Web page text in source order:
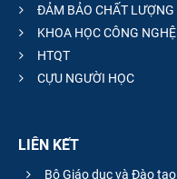
ĐẢM BẢO CHẤT LƯỢNG
KHOA HỌC CÔNG NGHỆ
HTQT
CỰU NGƯỜI HỌC
LIÊN KẾT
Bộ Giáo dục và Đào tạo